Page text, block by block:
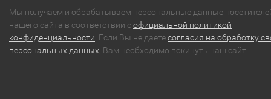
Мы получаем и обрабатываем персональные данные
нашего сайта в соответствии софициальной политикой
конфиденциальности. Если Вы не даетесогласия на обработку
персональных данных, Вам необходимо покинуть наш сайт.